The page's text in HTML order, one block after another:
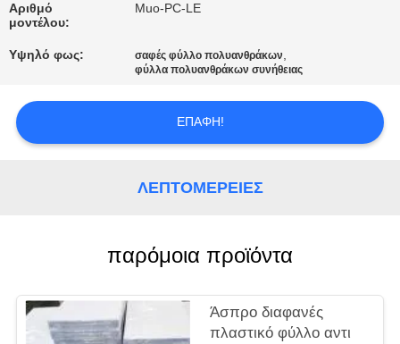
ΕΠΙΚΟΙΝΩΝΉΣΤΕ
ΜΑΖΊ
ΕΙΔΉΣΕΙΣ
ΠΡΟΣΦΟΡΆ
SITEMAP
Αριθμό
μοντέλου:
Muo-PC-LE
Υψηλό φως: σαφές φύλλο πολυανθράκων,
φύλλα πολυανθράκων συνήθειας
ΕΠΑΦΉ!
ΛΕΠΤΟΜΈΡΕΙΕΣ
παρόμοια προϊόντα
Άσπρο διαφανές
πλαστικό φύλλο αντι